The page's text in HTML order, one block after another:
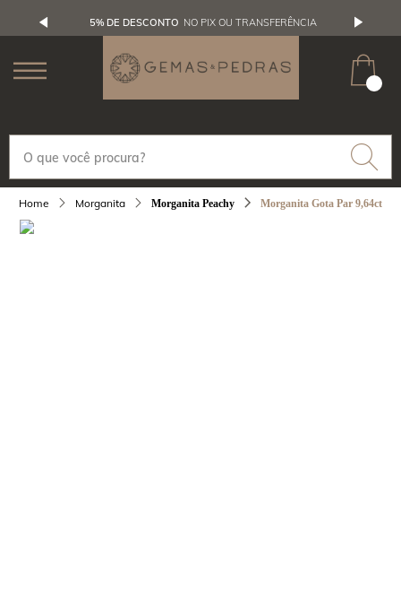
5% DE DESCONTO NO PIX OU TRANSFERÊNCIA
Morganita Morganita Peachy Morganita Gota Par 9,64ct